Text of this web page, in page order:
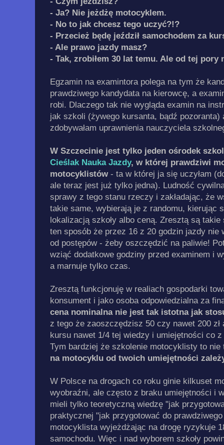
- Ja? Nie jeżdżę motocyklem.
- No to jak chcesz tego uczyć?!?
- Przecież będę jeździł samochodem za
- Ale prawo jazdy masz?
- Tak, zrobiłem 30 lat temu. Ale od tej pory
Egzamin na examintora polega na tym że
prawdziwego kandydata na kierowcę, a
robi. Dlaczego tak nie wygląda examin na
jak szkoli (żywego kursanta, bądź pozoranta)
zdobywałam uprawnienia nauczyciela
W Szczecinie jest tylko jeden ośrodek
Cieślak Nauka Jazdy, w której prawdziwi
motocyklistów - ta w której ja się uczyłam
ale teraz jest już tylko jedna). Ludność
sprawy z tego stanu rzeczy i zakładając, że
takie same, wybierają je z randomu, kierując
lokalizacją szkoły albo ceną. Zresztą są
ten sposób że przez 16 z 20 godzin jazdy nie
od postępów - żeby oszczędzić na paliwie!
wziąć dodatkowe godziny przed examinem i
a marnuje tylko czas.
Zresztą funkcjonuję w realiach gospodarki
konsument i jako osoba odpowiedzialna za
cena nominalna nie jest tak istotna jak
z tego że zaoszczędzisz 50 czy nawet 200
kursu nawet 1/4 tej wiedzy i umiejętności co
Tym bardziej że szkolenie motocyklisty to
na motocyklu od twoich umiejętności
W Polsce na drogach co roku ginie kilkuset
wyobraźni, ale często z braku umiejętności i
mieli tylko teoretyczną wiedzę "jak
praktycznej "jak przygotować do
motocyklista wyjeżdżając na drogę ryzykuje
samochodu. Więc i nad wyborem szkoły